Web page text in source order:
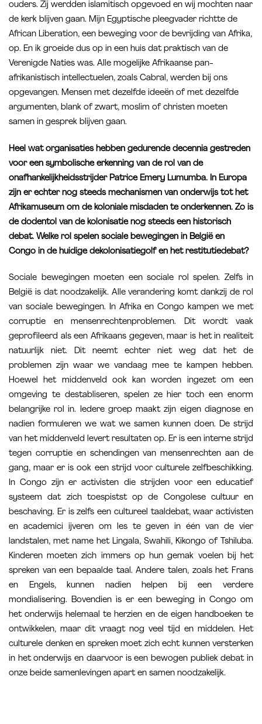
ouders. Zij werdden islamitisch opgevoed en wij mochten naar
de kerk blijven gaan. Mijn Egyptische pleegvader richtte de
African Liberation, een beweging voor de bevrijding van Afrika,
op. En ik groeide dus op in een huis dat praktisch van de
Verenigde Naties was. Alle mogelijke Afrikaanse pan-
afrikanistisch intellectuelen, zoals Cabral, werden bij ons
opgevangen. Mensen met dezelfde ideeën of met dezelfde
argumenten, blank of zwart, moslim of christen moeten
samen in gesprek blijven gaan.
Heel wat organisaties hebben gedurende decennia gestreden
voor een symbolische erkenning van de rol van de
onafhankelijkheidsstrijder Patrice Emery Lumumba. In Europa
zijn er echter nog steeds mechanismen van onderwijs tot het
Afrikamuseum om de koloniale misdaden te onderkennen. Zo is
de dodentol van de kolonisatie nog steeds een historisch
debat. Welke rol spelen sociale bewegingen in België en
Congo in de huidige dekolonisatiegolf en het restitutiedebat?
Sociale bewegingen moeten een sociale rol spelen. Zelfs in
België is dat noodzakelijk. Alle verandering komt dankzij de rol
van sociale bewegingen. In Afrika en Congo kampen we met
corruptie en mensenrechtenproblemen. Dit wordt vaak
geprofileerd als een Afrikaans gegeven, maar is het in realiteit
natuurlijk niet. Dit neemt echter niet weg dat het de
problemen zijn waar we vandaag mee te kampen hebben.
Hoewel het middenveld ook kan worden ingezet om een
omgeving te destabliseren, spelen ze hier toch een enorm
belangrijke rol in. Iedere groep maakt zijn eigen diagnose en
nadien formuleren we wat we samen kunnen doen. De strijd
van het middenveld levert resultaten op. Er is een interne strijd
tegen corruptie en schendingen van mensenrechten aan de
gang, maar er is ook een strijd voor culturele zelfbeschikking.
In Congo zijn er activisten die strijden voor een educatief
systeem dat zich toespistst op de Congolese cultuur en
beschaving. Er is zelfs een cultureel taaldebat, waar activisten
en academici ijveren om les te geven in één van de vier
landstalen, met name het Lingala, Swahili, Kikongo of Tshiluba.
Kinderen moeten zich immers op hun gemak voelen bij het
spreken van een bepaalde taal. Andere talen, zoals het Frans
en Engels, kunnen nadien helpen bij een verdere
mondialisering. Bovendien is er een beweging in Congo om
het onderwijs helemaal te herzien en de eigen handboeken te
ontwikkelen, maar dit vraagt nog veel tijd en middelen. Het
culturele denken en spreken moet zich echt kunnen versterken
in het onderwijs en daarvoor is een bewogen publiek debat in
onze beide samenlevingen apart en samen noodzakelijk.